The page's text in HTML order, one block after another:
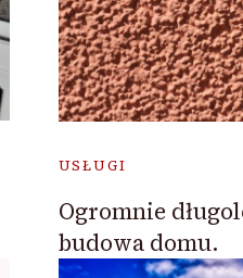
USŁUGI
Ogromnie
budowa domu.